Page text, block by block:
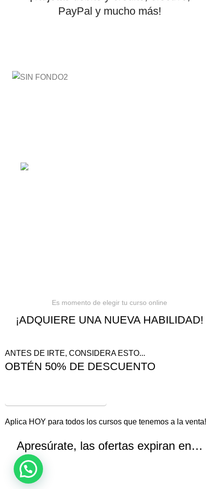
PayPal y mucho más!
Es momento de elegir tu curso online
¡ADQUIERE UNA NUEVA HABILIDAD!
ANTES DE IRTE, CONSIDERA ESTO...
OBTÉN 50% DE DESCUENTO
Aplica HOY para todos los cursos que tenemos a la venta!
Apresúrate, las ofertas expiran en…
Horas